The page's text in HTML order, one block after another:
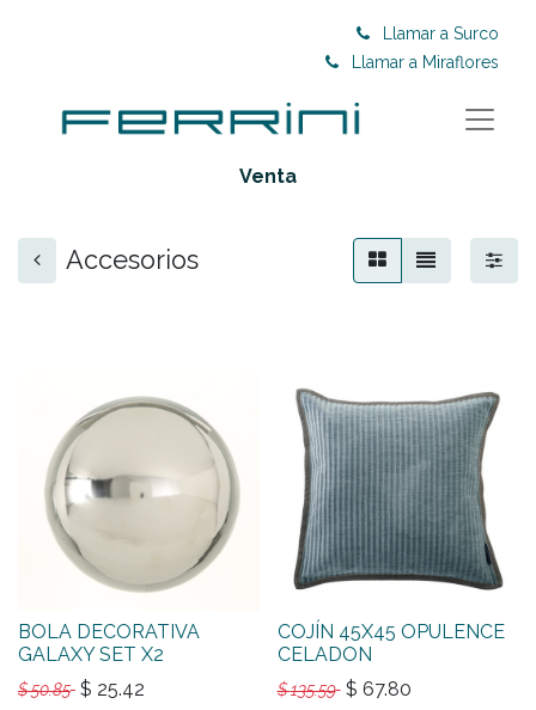
Llamar a Surco
Llamar a Miraflores
Venta
Accesorios
BOLA DECORATIVA
GALAXY SET X2
$50.85 $ 25.42
COJÍN 45X45 OPULENCE
CELADON
$135.59 $ 67.80